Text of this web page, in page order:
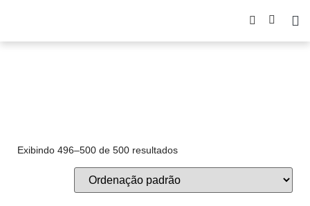
Exibindo 496–500 de 500 resultados